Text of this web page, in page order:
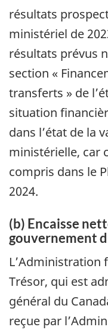
résultats
ministériel de
résultats prévus
section «
transferts » de
situation
dans l’état de la
ministérielle, car
compris dans le
2024.
(b) Encaisse
gouvernement
L’Administration
Trésor, qui est
général du
reçue par